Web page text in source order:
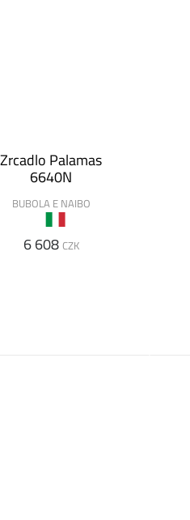
Zrcadlo Palamas
6640N
BUBOLA E NAIBO
6 608 CZK